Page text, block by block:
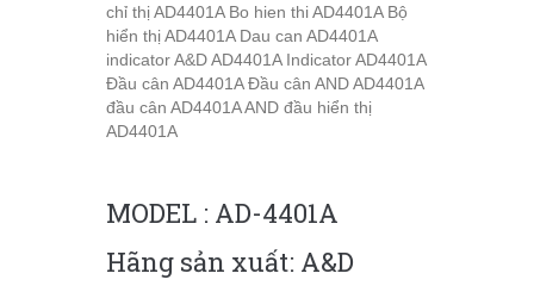
chỉ thị AD4401A Bo hien thi AD4401A Bộ
hiển thị AD4401A Dau can AD4401A
indicator A&D AD4401A Indicator AD4401A
Đầu cân AD4401AĐầu cân AND AD4401A
đầu cân AD4401A AND đầu hiển thị
AD4401A
MODEL : AD-4401A
Hãng sản xuất: A&D